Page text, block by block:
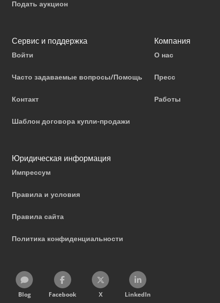
Подать аукцион
Сервис и поддержка
Войти
Часто задаваемые вопросы/Помощь
Контакт
Шаблон договора купли-продажи
Компания
О нас
Пресс
Работы
Юридическая информация
Импрессум
Правила и условия
Правила сайта
Политика конфиденциальности
Blog Facebook X LinkedIn